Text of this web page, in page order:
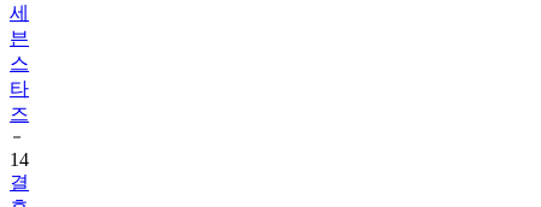
세
븐
스
타
즈
14
결